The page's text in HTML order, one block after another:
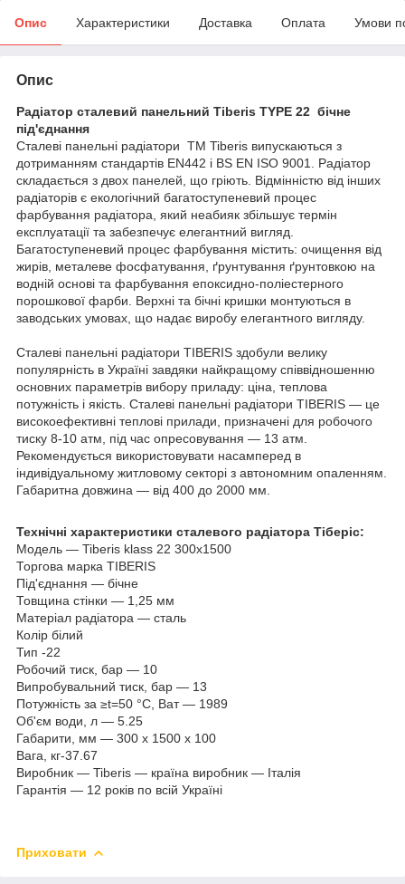
Опис Характеристики Доставка Оплата Умови
Опис
Радіатор сталевий панельний Tiberis TYPE 22 бічне
під'єднання
Сталеві панельні радіатори TM Tiberis випускаються з
дотриманням стандартів EN442 і BS EN ISO 9001. Радіатор
складається з двох панелей, що гріють. Відмінністю від інших
радіаторів є екологічний багатоступеневий процес
фарбування радіатора, який неабияк збільшує термін
експлуатації та забезпечує елегантний вигляд.
Багатоступеневий процес фарбування містить: очищення від
жирів, металеве фосфатування, ґрунтування ґрунтовкою на
водній основі та фарбування епоксидно-поліестерного
порошкової фарби. Верхні та бічні кришки монтуються в
заводських умовах, що надає виробу елегантного вигляду.
Сталеві панельні радіатори TIBERIS здобули велику
популярність в Україні завдяки найкращому співвідношенню
основних параметрів вибору приладу: ціна, теплова
потужність і якість. Сталеві панельні радіатори TIBERIS — це
високоефективні теплові прилади, призначені для робочого
тиску 8-10 атм, під час опресовування — 13 атм.
Рекомендується використовувати насамперед в
індивідуальному житловому секторі з автономним опаленням.
Габаритна довжина — від 400 до 2000 мм.
Технічні характеристики сталевого радіатора Тіберіс:
Модель — Tiberis klass 22 300x1500
Торгова марка TIBERIS
Під'єднання — бічне
Товщина стінки — 1,25 мм
Матеріал радіатора — сталь
Колір білий
Тип -22
Робочий тиск, бар — 10
Випробувальний тиск, бар — 13
Потужність за ≥t=50 °C, Ват — 1989
Об'єм води, л — 5.25
Габарити, мм — 300 х 1500 х 100
Вага, кг-37.67
Виробник — Tiberis — країна виробник — Італія
Гарантія — 12 років по всій Україні
Приховати